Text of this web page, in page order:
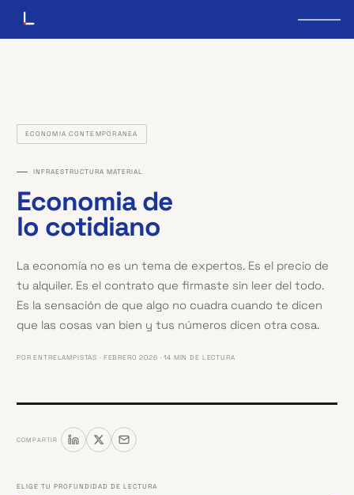
ECONOMIA CONTEMPORANEA
INFRAESTRUCTURA MATERIAL
Economia de
lo cotidiano
La economía no es un tema de expertos. Es el precio de
tu alquiler. Es el contrato que firmaste sin leer del todo.
Es la sensación de que algo no cuadra cuando te dicen
que las cosas van bien y tus números dicen otra cosa.
PORENTRELAMPISTAS · FEBRERO 2026 · 14 MIN DE LECTURA
COMPARTIR
ELIGE TU PROFUNDIDAD DE LECTURA